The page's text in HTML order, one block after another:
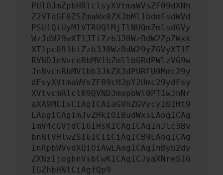
PUlOJmZpbHRlclsyXVtmaWVsZF09dXNh
Z2VTdGF0ZSZmaWx0ZXJbMl1bdmFsdWVd
PSU1QiUyMlVTRUQlMjIlNUQmZmlsdGVy
WzJdW29wXT1JTiZzb3J0WzBdW2ZpZWxk
XT1pc093biZzb3J0WzBdW29yZGVyXT1E
RVNDJnNvcnRbMV1bZmllbGRdPWlzVG9w
JnNvcnRbMV1bb3JkZXJdPURFU0Mmc29y
dFsyXVtmaWVsZF09cHJpY2Umc29ydFsy
XVtvcmRlcl09QVNDJmxpbWl0PTIwJnNr
aXA9MCIsCiAgICAiaGVhZGVycyI6IHt9
LAogICAgImJvZHkiOiBudWxsLAogICAg
ImV4cGVjdCI6IHsKICAgICAgInJlc3Bv
bnNlVHlwZSI6ICIiCiAgICB9LAogICAg
InRpbWVvdXQiOiAwLAogICAgInByb2dy
ZXNzIjogbnVsbCwKICAgICJyaXNreSI6
IGZhbHNlCiAgfQp9